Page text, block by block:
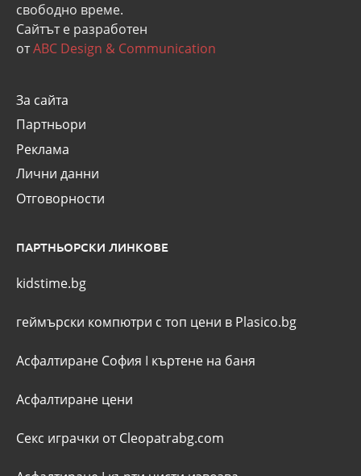
свободно време.
Сайтът е разработен
отABC Design & Communication
За сайта
Партньори
Реклама
Лични данни
Отговорности
ПАРТНЬОРСКИ ЛИНКОВЕ
kidstime.bg
геймърски компютри с топ цени в Plasico.bg
Асфалтиране София I къртене на баня
Асфалтиране цени
Секс играчки от Cleopatrabg.com